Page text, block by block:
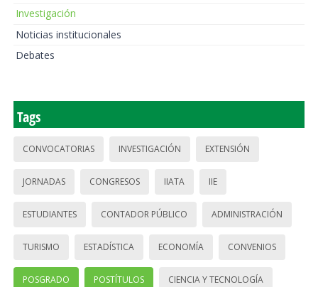
Investigación
Noticias institucionales
Debates
Tags
CONVOCATORIAS INVESTIGACIÓN EXTENSIÓN
JORNADAS CONGRESOS IIATA IIE
ESTUDIANTES CONTADOR PÚBLICO ADMINISTRACIÓN
TURISMO ESTADÍSTICA ECONOMÍA CONVENIOS
POSGRADO POSTÍTULOS CIENCIA Y TECNOLOGÍA